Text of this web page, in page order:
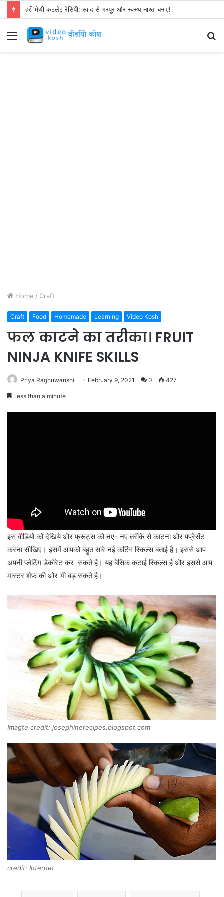
हरी मेथी कटलेट रेसिपी: स्वाद से भरपूर और स्वस्थ नाश्ता बनाएं!
Menu
Home / Craft
Craft Food Homemade Learning Video Kosh
फल काटने का तरीका। FRUIT
NINJA KNIFE SKILLS
Priya Raghuwanshi February 9, 2021 0 427
Less than a minute
इस वीडियो को देखिये और फ्रूट्स को नए- नए तरीके से काटना और पप्रेसेंट
करना सीखिए। इसमें आपको बहुत सारे नई कटिंग स्किल्स बताई है। इससे आप
अपनी प्लेटिंग डेकोरेट कर सकते है। यह बेसिक कटाई स्किल्स है और इससे आप
मास्टर शेफ की ओर भी बड़ सकते है।
Imagte credit: josephinerecipes.blogspot.com
credit: Internet